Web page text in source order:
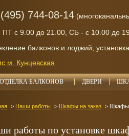
744-08-14
с 9.00 до 21.00, СБ - с 10.00 до
балконов и лоджий,
м. Кунцевская
ОТДЕЛКА БАЛКОНОВ ДВЕРИ
Наши работы Шкафы на заказ Шкафы
работы по установке